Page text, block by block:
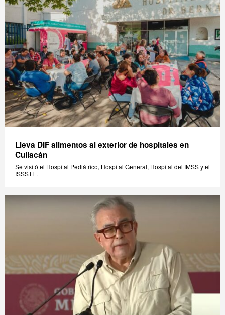
Lleva DIF alimentos al exterior de hospitales en
Culiacán
Se visitó el Hospital Pediátrico, Hospital General, Hospital del IMSS y el
ISSSTE.